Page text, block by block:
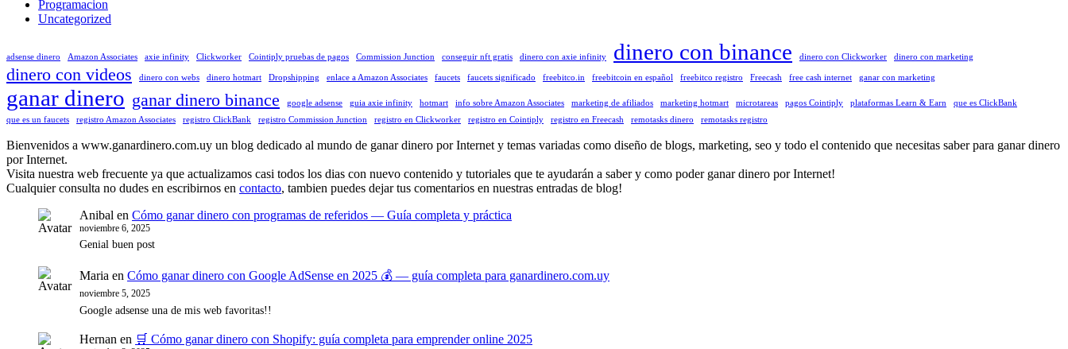
Programacion
Uncategorized
adsense dinero Amazon Associates axie infinity Clickworker Cointiply pruebas de pagos Commission Junction conseguir nft gratis dinero con axie infinity dinero con binance dinero con Clickworker dinero con marketing
dinero con videos dinero con webs dinero hotmart Dropshipping enlace a Amazon Associates faucets faucets significado freebitco.in freebitcoin en español freebitco registro Freecash free cash internet ganar con marketing
ganar dinero ganar dinero binance google adsense guia axie infinity hotmart info sobre Amazon Associates marketing de afiliados marketing hotmart microtareas pagos Cointiply plataformas Learn & Earn
que es ClickBank
que es un faucets
registro Amazon Associates registro ClickBank registro Commission Junction registro en Clickworker registro en Cointiply registro en Freecash remotasks dinero remotasks registro
Bienvenidos a www.ganardinero.com.uy un blog dedicado al mundo de ganar dinero por Internet y temas variadas como diseño de blogs, marketing, seo y todo el contenido que necesitas saber para ganar dinero
por Internet.
Visita nuestra web frecuente ya que actualizamos casi todos los dias con nuevo contenido y tutoriales que te ayudarán a saber y como poder ganar dinero por Internet!
Cualquier consulta no dudes en escribirnos en contacto, tambien puedes dejar tus comentarios en nuestras entradas de blog!
Anibal en Cómo ganar dinero con programas de referidos — Guía completa y práctica
noviembre 6, 2025
Genial buen post
Maria en Cómo ganar dinero con Google AdSense en 2025 💰 — guía completa para ganardinero.com.uy
noviembre 5, 2025
Google adsense una de mis web favoritas!!
Hernan en 🛒 Cómo ganar dinero con Shopify: guía completa para emprender online 2025